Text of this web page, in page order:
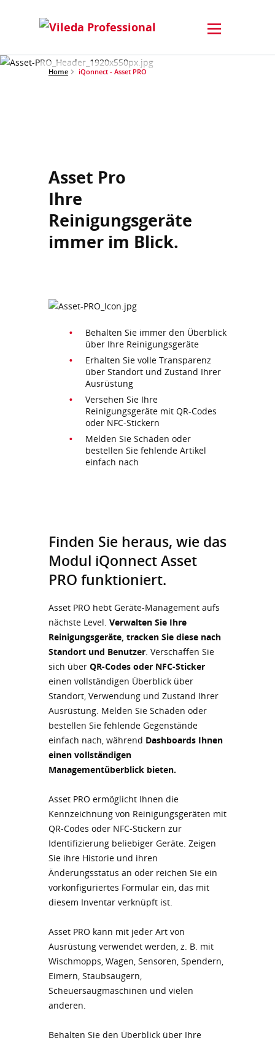
Home iQonnect - Asset PRO
Asset Pro
Ihre
Reinigungsgeräte
immer im Blick.
Behalten Sie immer den Überblick
über Ihre Reinigungsgeräte
Erhalten Sie volle Transparenz
über Standort und Zustand Ihrer
Ausrüstung
Versehen Sie Ihre
Reinigungsgeräte mit QR-Codes
oder NFC-Stickern
Melden Sie Schäden oder
bestellen Sie fehlende Artikel
einfach nach
Finden Sie heraus, wie das
Modul iQonnect Asset
PRO funktioniert.
Asset PRO hebt Geräte-Management aufs
nächste Level. Verwalten Sie Ihre
Reinigungsgeräte, tracken Sie diese nach
Standort und Benutzer. Verschaffen Sie
sich über QR-Codes oder NFC-Sticker
einen vollständigen Überblick über
Standort, Verwendung und Zustand Ihrer
Ausrüstung. Melden Sie Schäden oder
bestellen Sie fehlende Gegenstände
einfach nach, während Dashboards Ihnen
einen vollständigen
Managementüberblick bieten.
Asset PRO ermöglicht Ihnen die
Kennzeichnung von Reinigungsgeräten mit
QR-Codes oder NFC-Stickern zur
Identifizierung beliebiger Geräte. Zeigen
Sie ihre Historie und ihren
Änderungsstatus an oder reichen Sie ein
vorkonfiguriertes Formular ein, das mit
diesem Inventar verknüpft ist.
Asset PRO kann mit jeder Art von
Ausrüstung verwendet werden, z. B. mit
Wischmopps, Wagen, Sensoren, Spendern,
Eimern, Staubsaugern,
Scheuersaugmaschinen und vielen
anderen.
Behalten Sie den Überblick über Ihre